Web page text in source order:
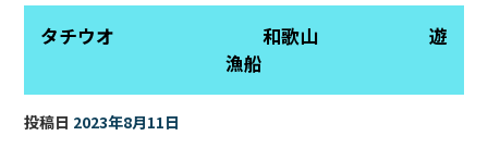
タチウオ 和歌山 遊
漁船
投稿日 2023年8月11日